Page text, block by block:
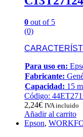
0 out of 5
(0)
Para uso en:
Fabricante:
Capacidad: 15
Código:
2,24€ IVA incluido
Añadir al carrito
Epson,